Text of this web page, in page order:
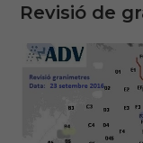
Revisió de